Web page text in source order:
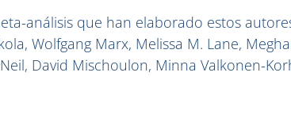
análisis que han elaborado estos
Wolfgang Marx, Melissa M. Lane,
David Mischoulon, Minna Valkonen-